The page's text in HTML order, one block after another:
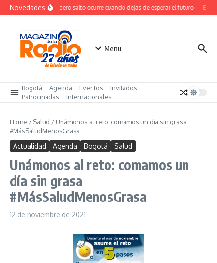
Saltar al contenido
NovedadesEl verdadero salto ocurre cuando dejas de esperar el futuro El
Menu
Bogotá Agenda Eventos
Invitados
Patrocinadas
Internacionales
Home / Salud / Unámonos al reto: comamos un día sin grasa
#MásSaludMenosGrasa
Actualidad Agenda Bogotá Salud
Unámonos al reto: comamos un
día sin grasa
#MásSaludMenosGrasa
12 de noviembre de 2021